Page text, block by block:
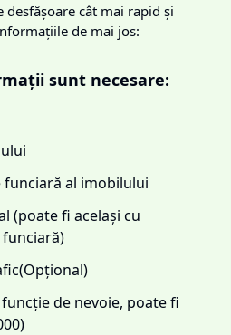
desfășoare cât mai rapid și
de mai jos:
sunt necesare:
al imobilului
(poate fi același cu
de nevoie, poate fi